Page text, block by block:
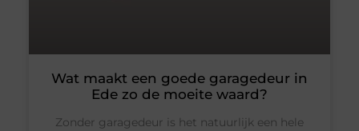
Wat maakt een goede garagedeur in
Ede zo de moeite waard?
Zonder garagedeur is het natuurlijk een hele